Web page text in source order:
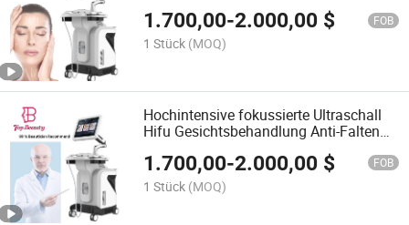
1.700,00-2.000,00 $ FOB
1 Stück (MOQ)
Hochintensive fokussierte Ultraschall
Hifu Gesichtsbehandlung Anti-Falten
1.700,00-2.000,00 $ FOB
1 Stück (MOQ)